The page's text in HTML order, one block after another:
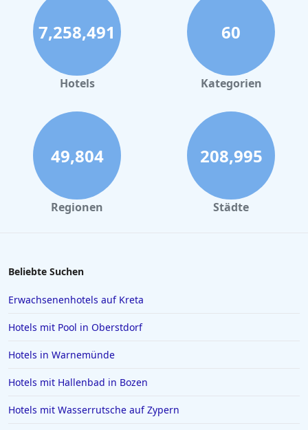
7,258,491
Hotels
60
Kategorien
49,804
Regionen
208,995
Städte
Beliebte Suchen
Erwachsenenhotels auf Kreta
Hotels mit Pool in Oberstdorf
Hotels in Warnemünde
Hotels mit Hallenbad in Bozen
Hotels mit Wasserrutsche auf Zypern